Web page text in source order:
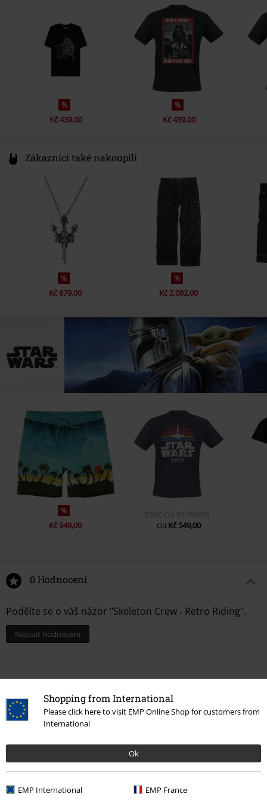
Shopping from International
Please click here to visit EMP Online Shop for customers from
International
Ok
EMP International EMP France
Regularweight
%
Kč 439,00
%
Kč 439,00
Zákazníci také nakoupili
%
Kč 679,00
%
Kč 2.082,00
%
Kč 949,00
DMC Od Kč 599,99
Od Kč 549,00
0 Hodnocení
Podělte se o váš názor "Skeleton Crew - Retro Riding".
Napsat hodnocení
Naposledy navštívené